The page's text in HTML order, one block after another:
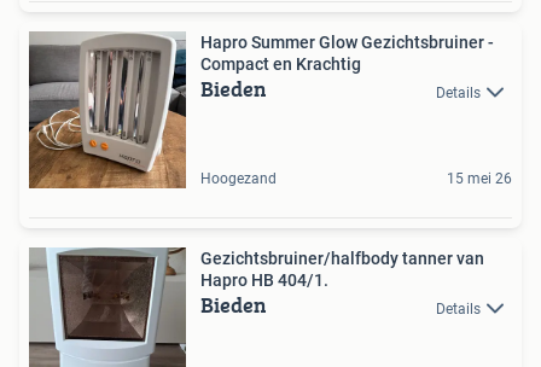
Hapro Summer Glow Gezichtsbruiner -
Compact en Krachtig
Bieden Details
Hoogezand 15 mei 26
Gezichtsbruiner/halfbody tanner van
Hapro HB 404/1.
Bieden Details